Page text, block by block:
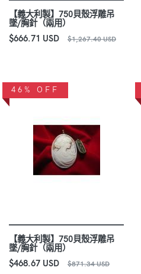
【義大利製】750貝殼浮雕吊
墜/胸針（兩用）
$666.71 USD
$1,267.40 USD
46% OFF
【義大利製】750貝殼浮雕吊
墜/胸針（兩用）
$468.67 USD
$871.34 USD